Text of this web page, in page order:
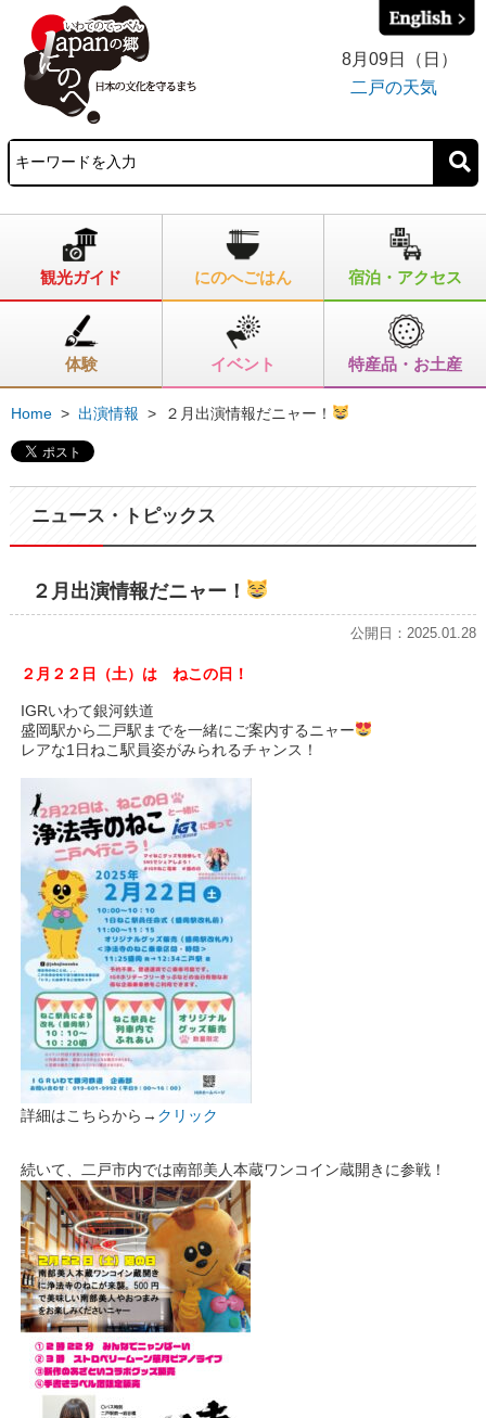
8月09日（日）
二戸の天気
観光ガイド にのへごはん 宿泊・アクセス
体験 イベント 特産品・お土産
Home > 出演情報 > ２月出演情報だニャー！
ニュース・トピックス
２月出演情報だニャー！
公開日：2025.01.28
２月２２日（土）は ねこの日！
IGRいわて銀河鉄道
盛岡駅から二戸駅までを一緒にご案内するニャー
レアな1日ねこ駅員姿がみられるチャンス！
詳細はこちらから→ クリック
続いて、二戸市内では南部美人本蔵ワンコイン蔵開きに参戦！